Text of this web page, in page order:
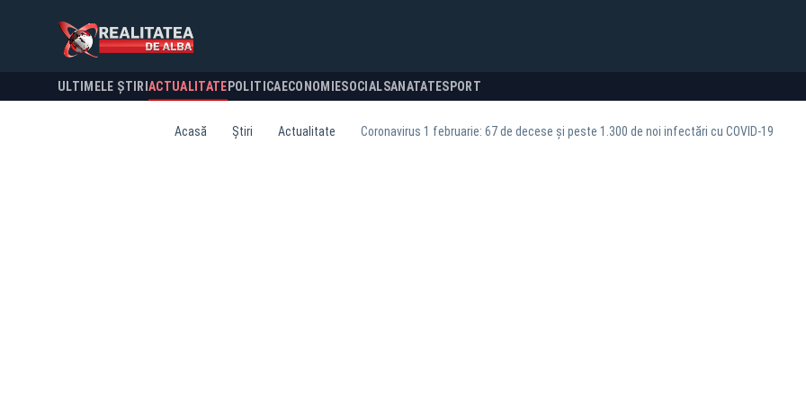
ULTIMELE ȘTIRI ACTUALITATE POLITICA ECONOMIESOCIALSANATATESPORT
Acasă Știri Actualitate Coronavirus 1 februarie: 67 de decese şi peste 1.300 de noi infectări cu COVID-19